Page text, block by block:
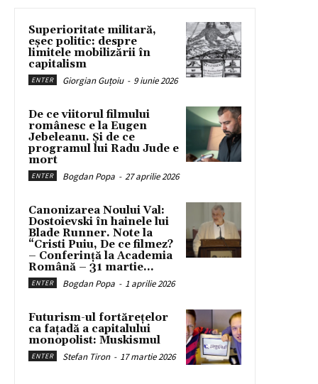
Superioritate militară,
eșec politic: despre
limitele mobilizării în
capitalism
ENTER Giorgian Guțoiu - 9 iunie 2026
De ce viitorul filmului
românesc e la Eugen
Jebeleanu. Și de ce
programul lui Radu Jude e
mort
ENTER Bogdan Popa - 27 aprilie 2026
Canonizarea Noului Val:
Dostoievski în hainele lui
Blade Runner. Note la
“Cristi Puiu, De ce filmez?
– Conferință la Academia
Română – 31 martie...
ENTER Bogdan Popa - 1 aprilie 2026
Futurism-ul fortărețelor
ca fațadă a capitalului
monopolist: Muskismul
ENTER Stefan Tiron - 17 martie 2026